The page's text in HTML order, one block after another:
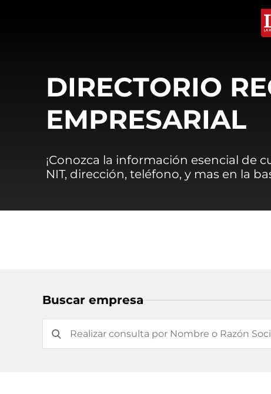
DIRECTORIO
EMPRESARIAL
¡Conozca la información esencial de
NIT, dirección, teléfono, y mas en la
Buscar empresa